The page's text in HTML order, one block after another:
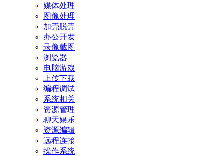
媒体处理
图像处理
加壳脱壳
办公开发
录像截图
浏览器
电脑游戏
上传下载
编程调试
系统相关
资源管理
聊天娱乐
资源编辑
远程连接
操作系统